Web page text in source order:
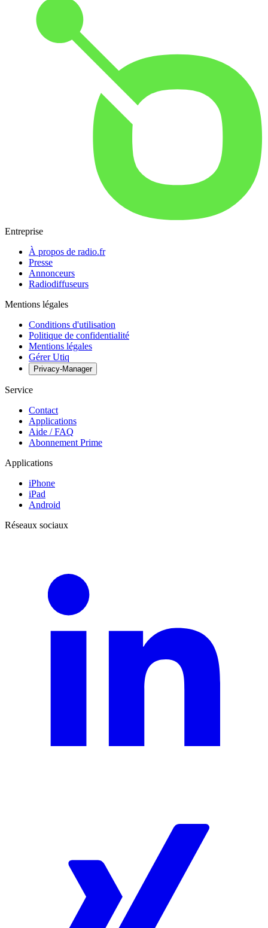
Entreprise
À propos de radio.fr
Presse
Annonceurs
Radiodiffuseurs
Mentions légales
Conditions d'utilisation
Politique de confidentialité
Mentions légales
Gérer Utiq
Privacy-Manager
Service
Contact
Applications
Aide / FAQ
Abonnement Prime
Applications
iPhone
iPad
Android
Réseaux sociaux